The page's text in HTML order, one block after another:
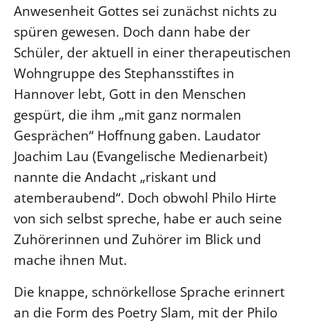
Anwesenheit Gottes sei zunächst nichts zu
spüren gewesen. Doch dann habe der
Schüler, der aktuell in einer therapeutischen
Wohngruppe des Stephansstiftes in
Hannover lebt, Gott in den Menschen
gespürt, die ihm „mit ganz normalen
Gesprächen“ Hoffnung gaben. Laudator
Joachim Lau (Evangelische Medienarbeit)
nannte die Andacht „riskant und
atemberaubend“. Doch obwohl Philo Hirte
von sich selbst spreche, habe er auch seine
Zuhörerinnen und Zuhörer im Blick und
mache ihnen Mut.
Die knappe, schnörkellose Sprache erinnert
an die Form des Poetry Slam, mit der Philo